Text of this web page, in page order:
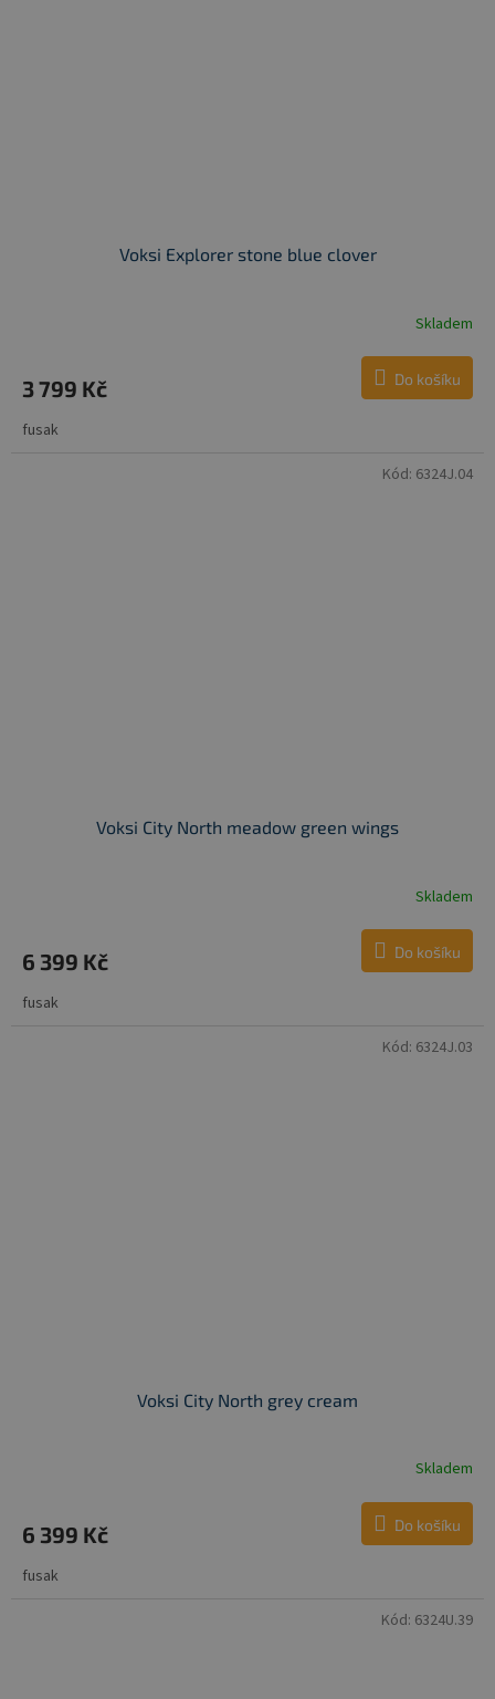
Voksi Explorer stone blue clover
Skladem
3 799 Kč Do košíku
fusak
Voksi City North meadow green wings
Skladem
6 399 Kč Do košíku
fusak
Kód: 6324J.04
Voksi City North grey cream
Skladem
6 399 Kč Do košíku
fusak
Kód: 6324J.03
Kód: 6324U.39